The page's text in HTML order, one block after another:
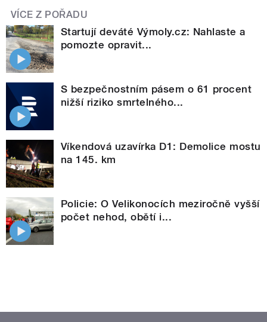
VÍCE Z POŘADU
Startují deváté Výmoly.cz: Nahlaste a
pomozte opravit...
S bezpečnostním pásem o 61 procent
nižší riziko smrtelného...
Víkendová uzavírka D1: Demolice mostu
na 145. km
Policie: O Velikonocích meziročně vyšší
počet nehod, obětí i...